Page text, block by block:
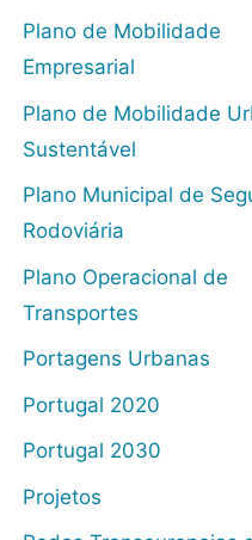
Plano de Mobilidade
Empresarial
Plano de Mobilidade
Sustentável
Plano Municipal de
Rodoviária
Plano Operacional de
Transportes
Portagens Urbanas
Portugal 2020
Portugal 2030
Projetos